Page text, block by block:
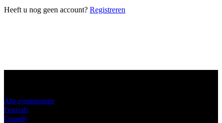
Heeft u nog geen account? Registreren
Alle evenementen
Festivals
Comedy